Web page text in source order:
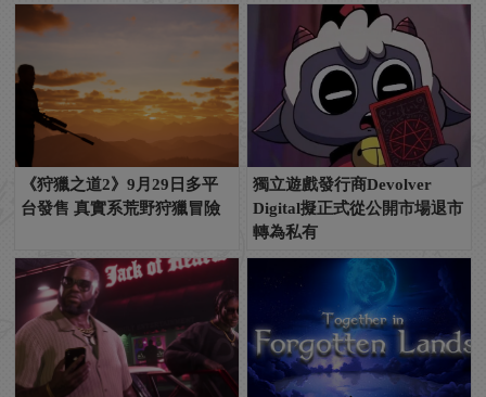
《狩獵之道2》9月29日多平
台發售 真實系荒野狩獵冒險
獨立遊戲發行商Devolver
Digital擬正式從公開市場退市
轉為私有